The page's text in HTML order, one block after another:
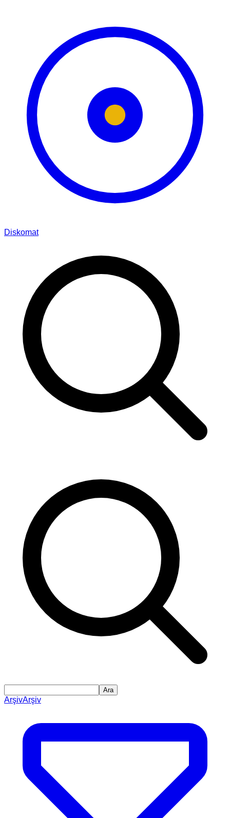
Diskomat
Ara
ArşivArşiv